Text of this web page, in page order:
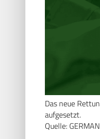
Das neue
aufgesetzt.
Quelle: